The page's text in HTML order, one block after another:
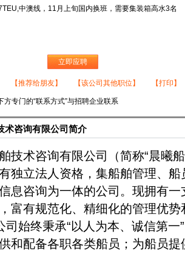
中澳线，11月上旬国内换班，需要集装箱高水3名
立即应聘
【推荐给朋友】 【该公司其他职位】 【打印】
方专门的“联系方式”与招聘企业联系
术咨询有限公司简介
技术咨询有限公司（简称“晨曦
独立法人资格，集船舶管理、
息咨询为一体的公司。现拥有
富有规范化、精细化的管理优
秉承“以人为本、诚信第一”
和配备各职各类船员；为船员